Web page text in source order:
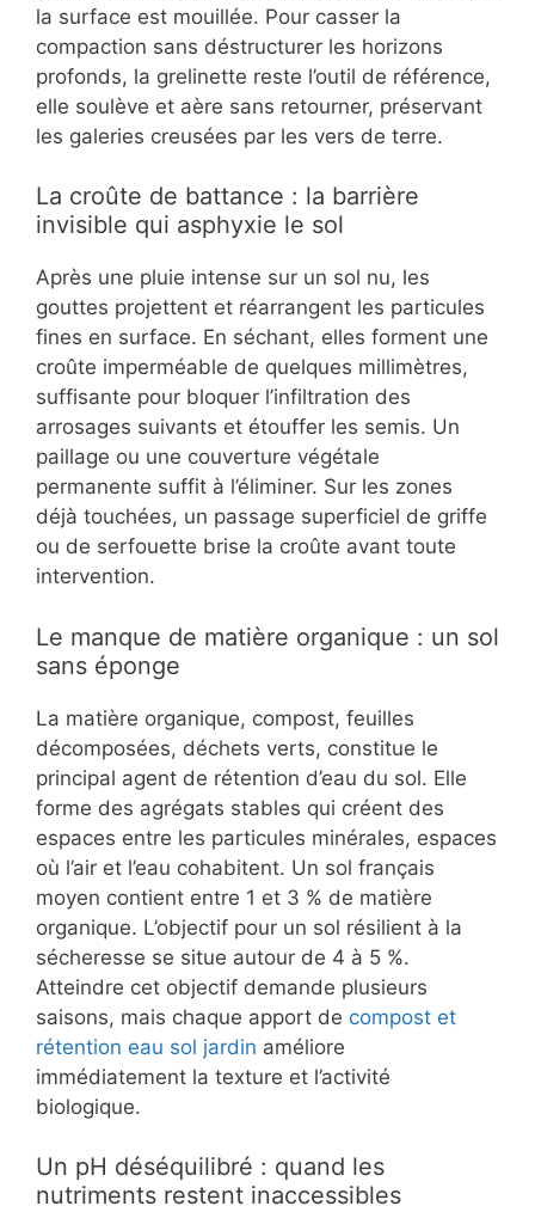
la surface est mouillée. Pour casser la
compaction sans déstructurer les horizons
profonds, la grelinette reste l’outil de référence,
elle soulève et aère sans retourner, préservant
les galeries creusées par les vers de terre.
La croûte de battance : la barrière
invisible qui asphyxie le sol
Après une pluie intense sur un sol nu, les
gouttes projettent et réarrangent les particules
fines en surface. En séchant, elles forment une
croûte imperméable de quelques millimètres,
suffisante pour bloquer l’infiltration des
arrosages suivants et étouffer les semis. Un
paillage ou une couverture végétale
permanente suffit à l’éliminer. Sur les zones
déjà touchées, un passage superficiel de griffe
ou de serfouette brise la croûte avant toute
intervention.
Le manque de matière organique : un sol
sans éponge
La matière organique, compost, feuilles
décomposées, déchets verts, constitue le
principal agent de rétention d’eau du sol. Elle
forme des agrégats stables qui créent des
espaces entre les particules minérales, espaces
où l’air et l’eau cohabitent. Un sol français
moyen contient entre 1 et 3 % de matière
organique. L’objectif pour un sol résilient à la
sécheresse se situe autour de 4 à 5 %.
Atteindre cet objectif demande plusieurs
saisons, mais chaque apport de compost et
rétention eau sol jardin améliore
immédiatement la texture et l’activité
biologique.
Un pH déséquilibré : quand les
nutriments restent inaccessibles